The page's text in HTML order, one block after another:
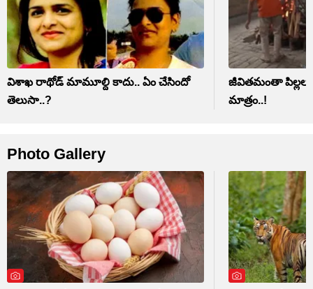
విశాఖ రాథోడ్ మామూల్ది కాదు.. ఏం చేసిందో
తెలుసా..?
జీవితమంతా
మాత్రం..!
Photo Gallery